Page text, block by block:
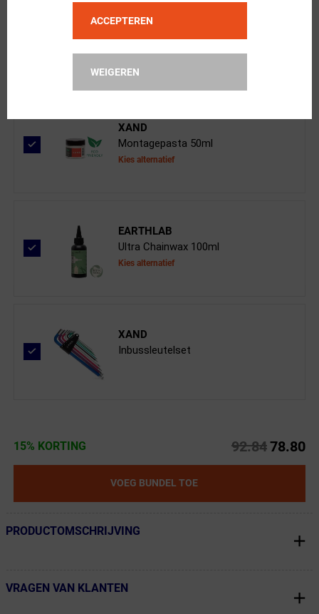
ACCEPTEREN
WEIGEREN
XAND
Montagepasta 50ml
Kies alternatief
EARTHLAB
Ultra Chainwax 100ml
Kies alternatief
XAND
Inbussleutelset
15% KORTING 92.8478.80
VOEG BUNDEL TOE
← Terug naar productnavigatie
PRODUCTOMSCHRIJVING
← Terug naar productnavigatie
VRAGEN VAN KLANTEN